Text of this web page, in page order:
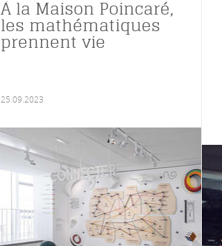
À la Maison Poincaré,
les mathématiques
prennent vie
25.09.2023